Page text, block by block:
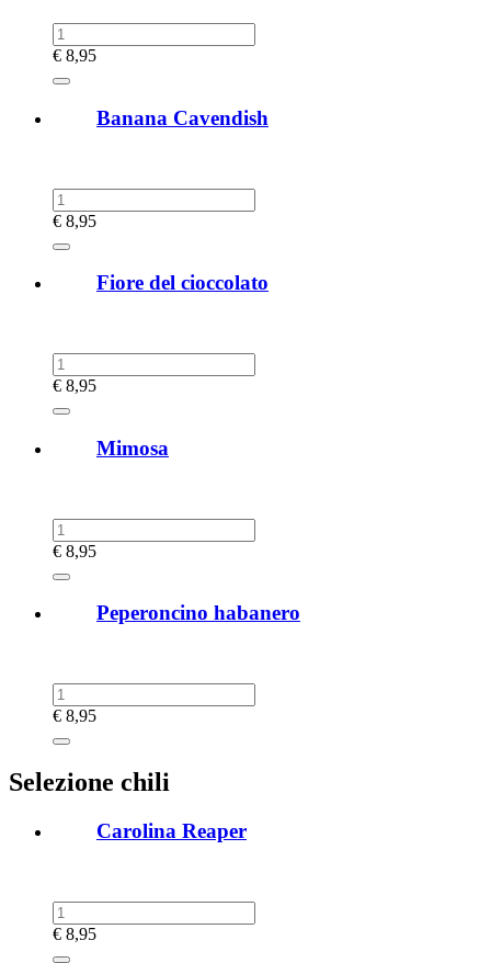
€ 8,95
Banana Cavendish
€ 8,95
Fiore del cioccolato
€ 8,95
Mimosa
€ 8,95
Peperoncino habanero
€ 8,95
Selezione chili
Carolina Reaper
€ 8,95